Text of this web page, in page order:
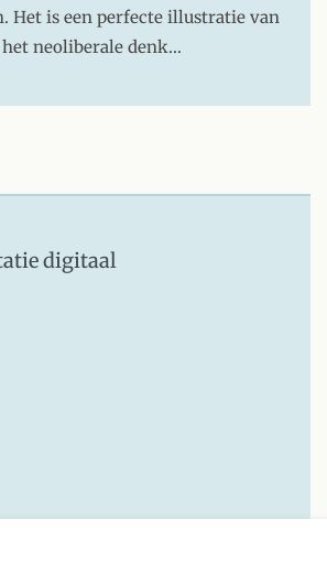
Het is een perfecte illustratie van
neoliberale denk…
digitaal